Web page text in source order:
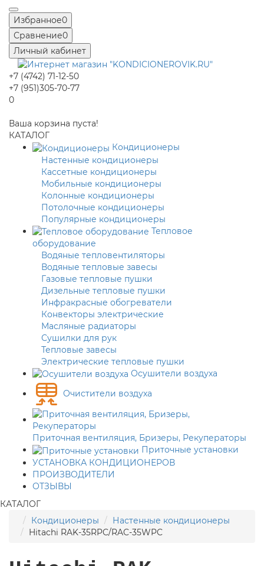
Избранное0
Сравнение0
Личный кабинет
+7 (4742) 71-12-50
+7 (951)305-70-77
0
Ваша корзина пуста!
КАТАЛОГ
Кондиционеры
Настенные кондиционеры
Кассетные кондиционеры
Мобильные кондиционеры
Колонные кондиционеры
Потолочные кондиционеры
Популярные кондиционеры
Тепловое
оборудование
Водяные тепловентиляторы
Водяные тепловые завесы
Газовые тепловые пушки
Дизельные тепловые пушки
Инфракрасные обогреватели
Конвекторы электрические
Масляные радиаторы
Сушилки для рук
Тепловые завесы
Электрические тепловые пушки
Осушители воздуха
Очистители воздуха
Приточная вентиляция, Бризеры, Рекуператоры
Приточные установки
УСТАНОВКА КОНДИЦИОНЕРОВ
ПРОИЗВОДИТЕЛИ
ОТЗЫВЫ
КАТАЛОГ
Кондиционеры
Настенные кондиционеры
Hitachi RAK-35RPC/RAC-35WPC